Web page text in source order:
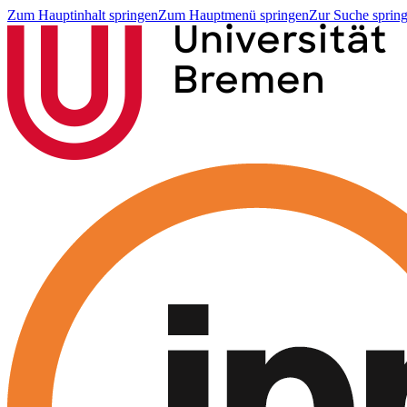
Zum Hauptinhalt springenZum Hauptmenü springenZur Suche